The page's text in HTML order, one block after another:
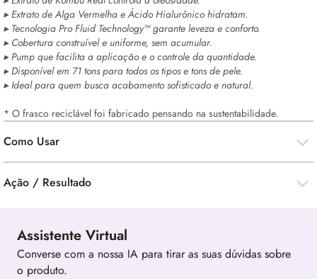
▸ Extrato de Alga Vermelha e Ácido Hialurônico hidratam.
▸ Tecnologia Pro Fluid Technology™ garante leveza e conforto.
▸ Cobertura construível e uniforme, sem acumular.
▸ Pump que facilita a aplicação e o controle da quantidade.
▸ Disponível em 71 tons para todos os tipos e tons de pele.
▸ Ideal para quem busca acabamento sofisticado e natural.
* O frasco reciclável foi fabricado pensando na sustentabilidade.
Como Usar
Ação / Resultado
Assistente Virtual
Converse com a nossa IA para tirar as suas dúvidas sobre
o produto.